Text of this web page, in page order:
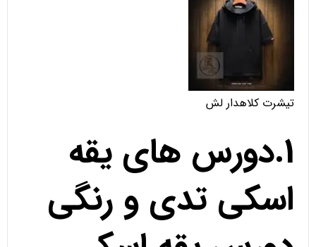
تیشرت کلاهدار لش
1.دورس های یقه
اسکی تدی و رنگی